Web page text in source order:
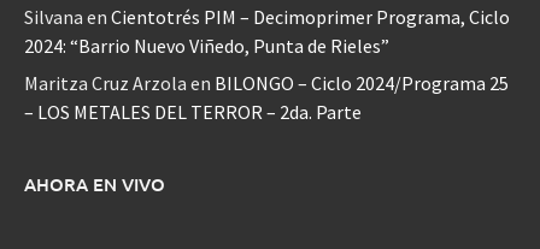
Silvana en Cientotrés PIM – Decimoprimer Programa, Ciclo
2024: “Barrio Nuevo Viñedo, Punta de Rieles”
Maritza Cruz Arzola en BILONGO – Ciclo 2024/Programa 25
– LOS METALES DEL TERROR – 2da. Parte
AHORA EN VIVO